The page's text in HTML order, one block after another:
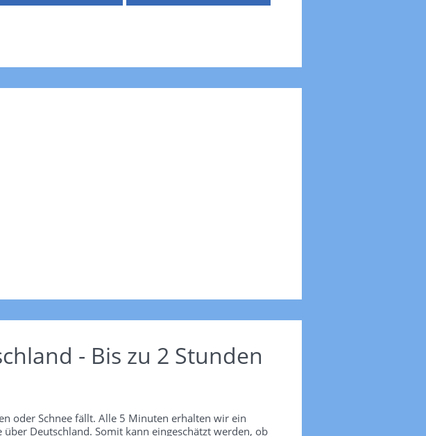
- Bis zu 2 Stunden
oder Schnee fällt. Alle 5 Minuten erhalten wir ein
Deutschland. Somit kann eingeschätzt werden, ob